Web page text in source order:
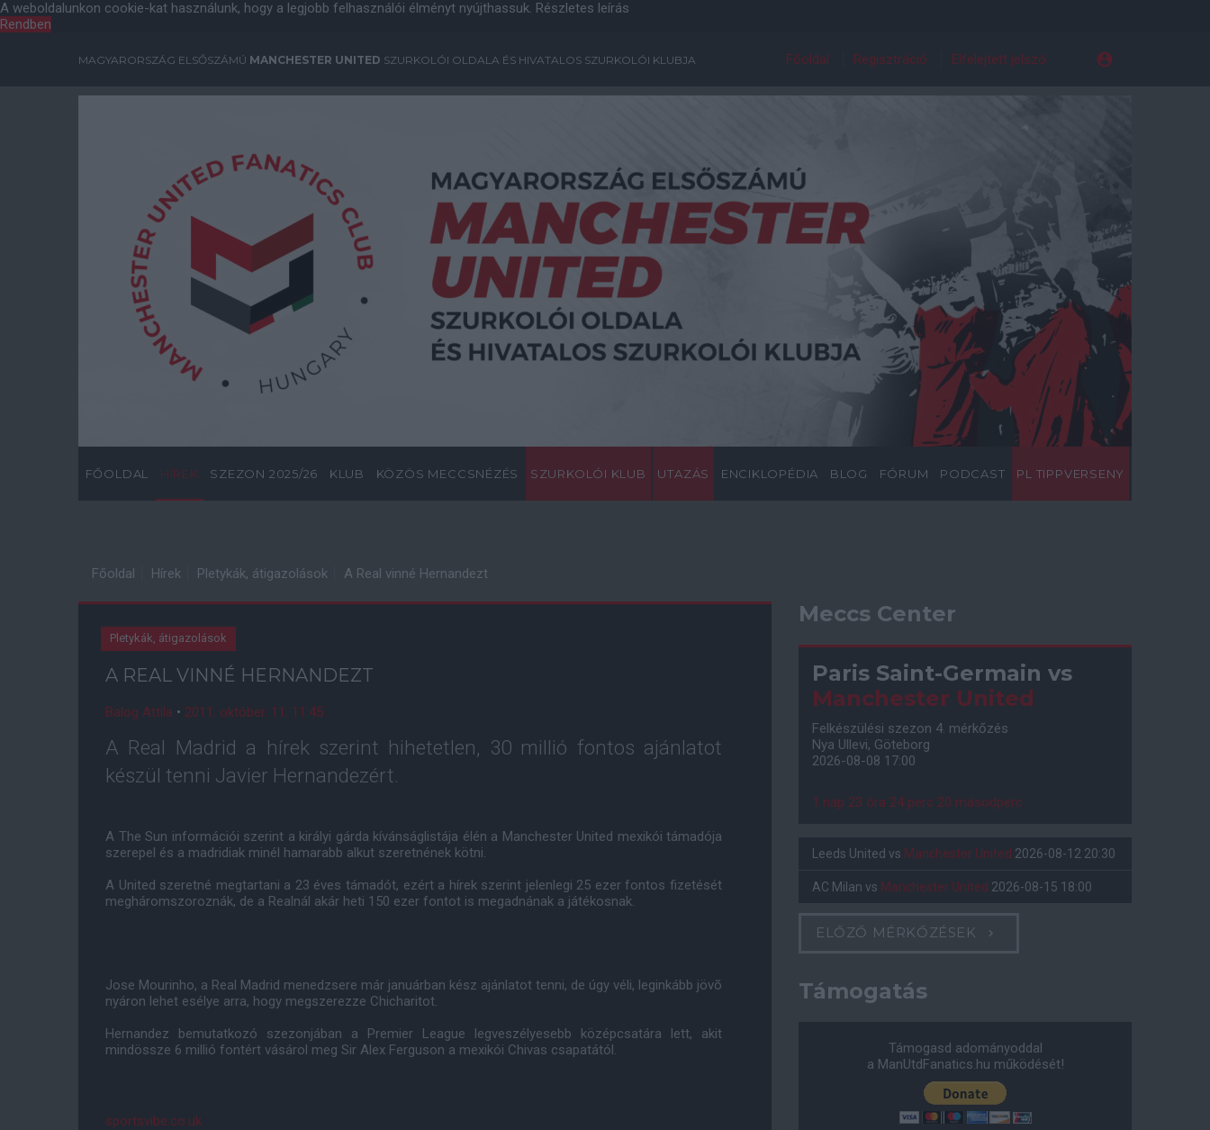
A weboldalunkon cookie-kat használunk, hogy a legjobb felhasználói élményt nyújthassuk. Részletes leírás
Rendben
MAGYARORSZÁG ELSŐSZÁMÚ MANCHESTER UNITED SZURKOLÓI OLDALA ÉS HIVATALOS SZURKOLÓI KLUBJA Főoldal Regisztráció Elfelejtett jelszó
FŐOLDAL HÍREK SZEZON 2025/26 KLUB KÖZÖS MECCSNÉZÉS SZURKOLÓI KLUB UTAZÁS ENCIKLOPÉDIA BLOG FÓRUM PODCAST PL TIPPVERSENY
Főoldal Hírek Pletykák, átigazolások A Real vinné Hernandezt
Pletykák, átigazolások
A REAL VINNÉ HERNANDEZT
Balog Attila • 2011. október. 11. 11:45
A Real Madrid a hírek szerint hihetetlen, 30 millió fontos ajánlatot
készül tenni Javier Hernandezért.
A The Sun információi szerint a királyi gárda kívánságlistája élén a Manchester United mexikói támadója
szerepel és a madridiak minél hamarabb alkut szeretnének kötni.
A United szeretné megtartani a 23 éves támadót, ezért a hírek szerint jelenlegi 25 ezer fontos fizetését
megháromszoroznák, de a Realnál akár heti 150 ezer fontot is megadnának a játékosnak.
Jose Mourinho, a Real Madrid menedzsere már januárban kész ajánlatot tenni, de úgy véli, leginkább jövõ
nyáron lehet esélye arra, hogy megszerezze Chicharitot.
Hernandez bemutatkozó szezonjában a Premier League legveszélyesebb középcsatára lett, akit
mindössze 6 millió fontért vásárol meg Sir Alex Ferguson a mexikói Chivas csapatától.
sportsvibe.co.uk
Meccs Center
Paris Saint-Germain vs
Manchester United
Felkészülési szezon 4. mérkőzés
Nya Ullevi, Göteborg
2026-08-08 17:00
1 nap 23 óra 24 perc 19 másodperc
Leeds United vs Manchester United 2026-08-12 20:30
AC Milan vs Manchester United 2026-08-15 18:00
ELŐZŐ MÉRKŐZÉSEK
Támogatás
Támogasd adományoddal
a ManUtdFanatics.hu működését!